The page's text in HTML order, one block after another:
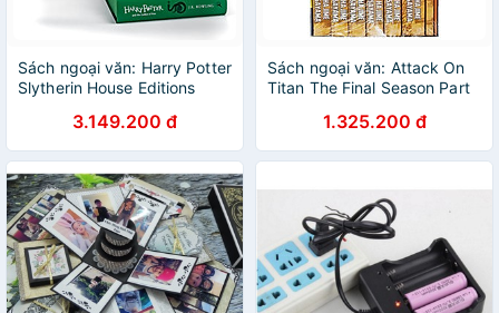
Sách ngoại văn: Harry Potter
Slytherin House Editions
3.149.200 đ
Sách ngoại văn: Attack On
Titan The Final Season Part
1.325.200 đ